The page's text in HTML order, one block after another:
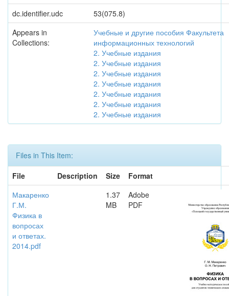
dc.identifier.udc
53(075.8)
Appears in
Collections:
Учебные и другие пособия Факультета
информационных технологий
2. Учебные издания
2. Учебные издания
2. Учебные издания
2. Учебные издания
2. Учебные издания
2. Учебные издания
2. Учебные издания
Files in This Item:
File
Description Size
Format
Макаренко
Г.М.
Физика в
вопросах
и ответах.
2014.pdf
1.37
MB
Adobe
PDF